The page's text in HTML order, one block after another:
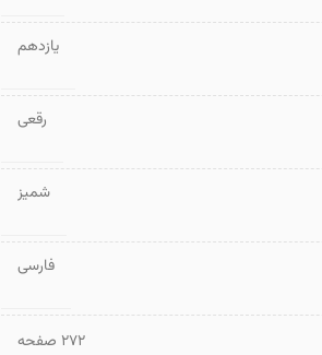
یازدهم
رقعی
شمیز
فارسی
۲۷۲ صفحه